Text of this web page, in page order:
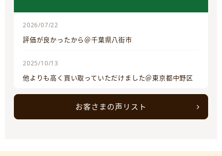
2026/07/22
評価が良かったから＠千葉県八街市
2025/10/13
他よりも高く買い取っていただけました＠東京都中野区
お客さまの声リスト